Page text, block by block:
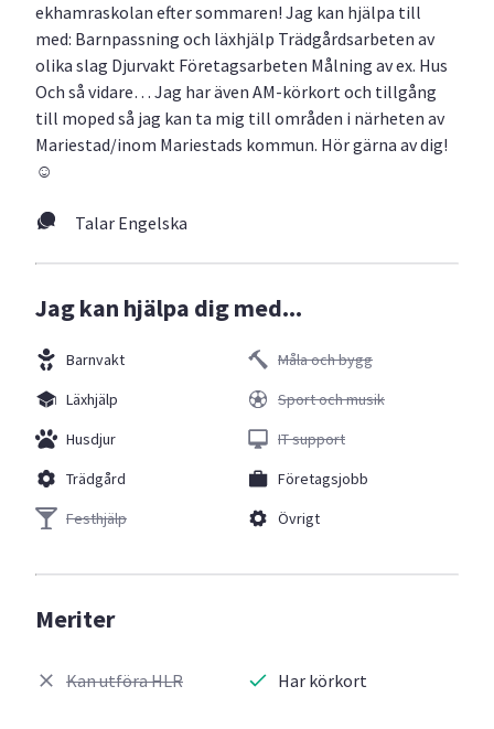
ekhamraskolan efter sommaren! Jag kan hjälpa till
med: Barnpassning och läxhjälp Trädgårdsarbeten av
olika slag Djurvakt Företagsarbeten Målning av ex. Hus
Och så vidare… Jag har även AM-körkort och tillgång
till moped så jag kan ta mig till områden i närheten av
Mariestad/inom Mariestads kommun. Hör gärna av dig!
☺️
Talar Engelska
Jag kan hjälpa dig med...
Barnvakt
Läxhjälp
Husdjur
Trädgård
Festhjälp
Måla och bygg
Sport och musik
IT support
Företagsjobb
Övrigt
Meriter
Kan utföra HLR Har körkort